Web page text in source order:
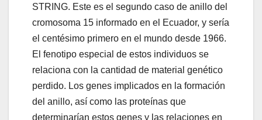
STRING. Este es el segundo caso de anillo del
cromosoma 15 informado en el Ecuador, y sería
el centésimo primero en el mundo desde 1966.
El fenotipo especial de estos individuos se
relaciona con la cantidad de material genético
perdido. Los genes implicados en la formación
del anillo, así como las proteínas que
determinarían estos genes y las relaciones en